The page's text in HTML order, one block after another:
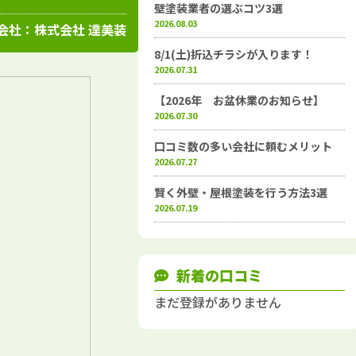
塗装店
社： 株式会社 達美装
壁塗装業者の選ぶコツ3選
2026.08.03
8/1(土)折込チラシが入ります！
2026.07.31
【2026年 お盆休業のお知らせ】
2026.07.30
口コミ数の多い会社に頼むメリット
2026.07.27
賢く外壁・屋根塗装を行う方法3選
2026.07.19
新着の口コミ
まだ登録がありません